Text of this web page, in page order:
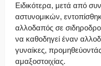
Ειδικότερα, μετά από
αστυνομικών,
αλλοδαπός σε
να καθοδηγεί έναν
γυναίκες, προμηθεύοντάς
αμαξοστοιχίας.